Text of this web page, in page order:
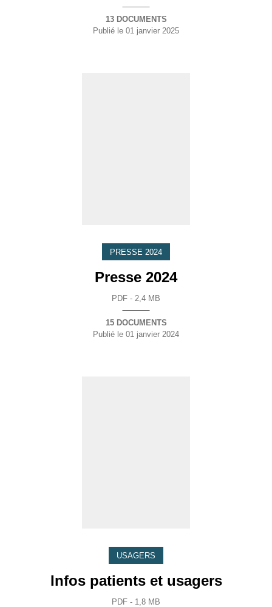
13 DOCUMENTS
Publié le 01 janvier 2025
PRESSE 2024
Presse 2024
PDF - 2,4 MB
15 DOCUMENTS
Publié le 01 janvier 2024
USAGERS
Infos patients et usagers
PDF - 1,8 MB